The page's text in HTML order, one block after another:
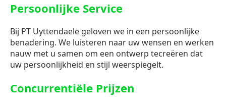
Persoonlijke Service
Bij PT Uyttendaele geloven we in een persoonlijke
benadering. We luisteren naar uw wensen en werken
nauw met u samen om een ontwerp tecreëren dat
uw persoonlijkheid en stijl weerspiegelt.
Concurrentiële Prijzen